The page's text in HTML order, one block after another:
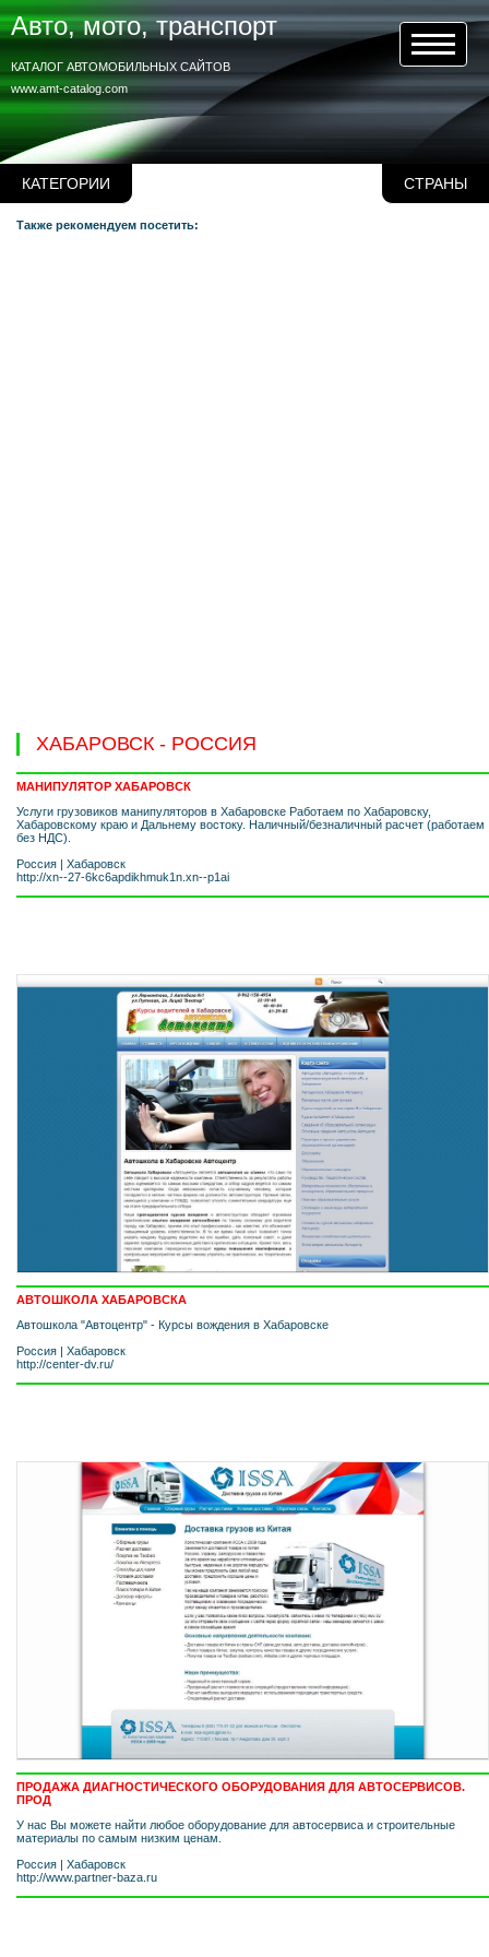
КАТЕГОРИИ СТРАНЫ
Авто, мото, транспорт
www.amt-catalog.com
КАТАЛОГ АВТОМОБИЛЬНЫХ САЙТОВ
Также рекомендуем посетить:
ХАБАРОВСК - РОССИЯ
МАНИПУЛЯТОР ХАБАРОВСК
Услуги грузовиков манипуляторов в Хабаровске Работаем по Хабаровску,
Хабаровскому краю и Дальнему востоку. Наличный/безналичный расчет (работаем
без НДС).
Россия | Хабаровск
http://xn--27-6kc6apdikhmuk1n.xn--p1ai
АВТОШКОЛА ХАБАРОВСКА
Автошкола "Автоцентр" - Курсы вождения в Хабаровске
Россия | Хабаровск
http://center-dv.ru/
ПРОДАЖА ДИАГНОСТИЧЕСКОГО ОБОРУДОВАНИЯ ДЛЯ АВТОСЕРВИСОВ.
ПРОД
У нас Вы можете найти любое оборудование для автосервиса и строительные
материалы по самым низким ценам.
Россия | Хабаровск
http://www.partner-baza.ru